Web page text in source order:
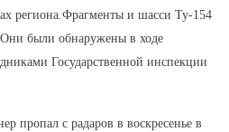
региона.Фрагменты и шасси Ту-154
были обнаружены в ходе
Государственной инспекции
пропал с радаров в воскресенье в